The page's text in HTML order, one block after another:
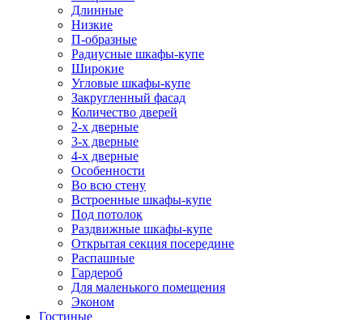
Длинные
Низкие
П-образные
Радиусные шкафы-купе
Широкие
Угловые шкафы-купе
Закругленный фасад
Количество дверей
2-х дверные
3-х дверные
4-х дверные
Особенности
Во всю стену
Встроенные шкафы-купе
Под потолок
Раздвижные шкафы-купе
Открытая секция посередине
Распашные
Гардероб
Для маленького помещения
Эконом
Гостиные